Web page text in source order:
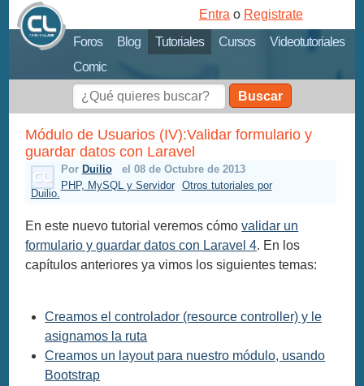
Foros Blog Tutoriales Cursos
Videotutoriales
Comic
Entra o Registrate
Buscar
Módulo de Usuarios (IV):Validar formulario y
guardar datos con Laravel
Por Duilio
el 08 de Octubre de 2013
PHP, MySQL y Servidor
Otros tutoriales por
Duilio.
En este nuevo tutorial veremos cómovalidar un
formulario y guardar datos con Laravel 4. En los
capítulos anteriores ya vimos los siguientes temas:
Creamos el controlador (resource controller) y le
asignamos la ruta
Creamos un layout para nuestro módulo, usando
Bootstrap